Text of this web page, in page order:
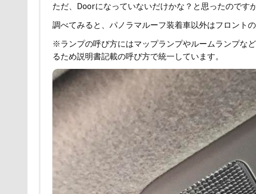
ただ、Doorになっていないだけかな？と思ったのです
調べてみると、パノラマルーフ装着車以外はフロント
※ランプの呼び方にはマップランプやルームランプな
るため説明書記載の呼び方で統一しています。